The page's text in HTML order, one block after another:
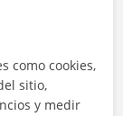
como cookies,
sitio,
y medir